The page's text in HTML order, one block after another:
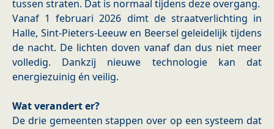
tussen straten. Dat is normaal tijdens deze overgang.
Vanaf 1 februari 2026 dimt de straatverlichting in
Halle, Sint-Pieters-Leeuw en Beersel geleidelijk tijdens
de nacht. De lichten doven vanaf dan dus niet meer
volledig. Dankzij nieuwe technologie kan dat
energiezuinig én veilig.
Wat verandert er?
De drie gemeenten stappen over op een systeem dat